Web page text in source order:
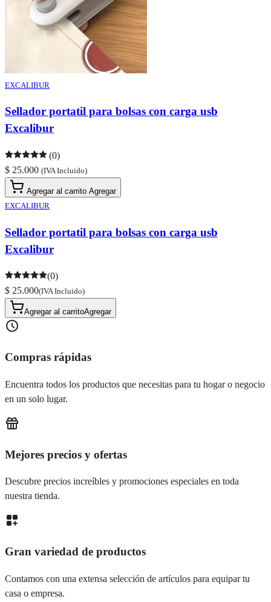
EXCALIBUR
Sellador portatil para bolsas con carga usb
Excalibur
(0)
$ 25.000 (IVA Incluido)
Agregar al carrito Agregar
EXCALIBUR
Sellador portatil para bolsas con carga usb
Excalibur
(0)
$ 25.000(IVA Incluido)
Agregar al carritoAgregar
Compras rápidas
Encuentra todos los productos que necesitas para tu hogar o negocio
en un solo lugar.
Mejores precios y ofertas
Descubre precios increíbles y promociones especiales en toda
nuestra tienda.
Gran variedad de productos
Contamos con una extensa selección de artículos para equipar tu
casa o empresa.